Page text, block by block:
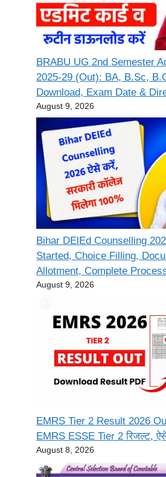
BRABU UG 2nd Semester
2025-29 (Out): BA, B.Sc,
Download, Exam Date &
August 9, 2026
Bihar DElEd Counselling
Started, Choice Filling,
Allotment, Complete
August 9, 2026
EMRS Tier 2 Result 2026
EMRS ESSE Tier 2 रिजल्ट,
August 8, 2026